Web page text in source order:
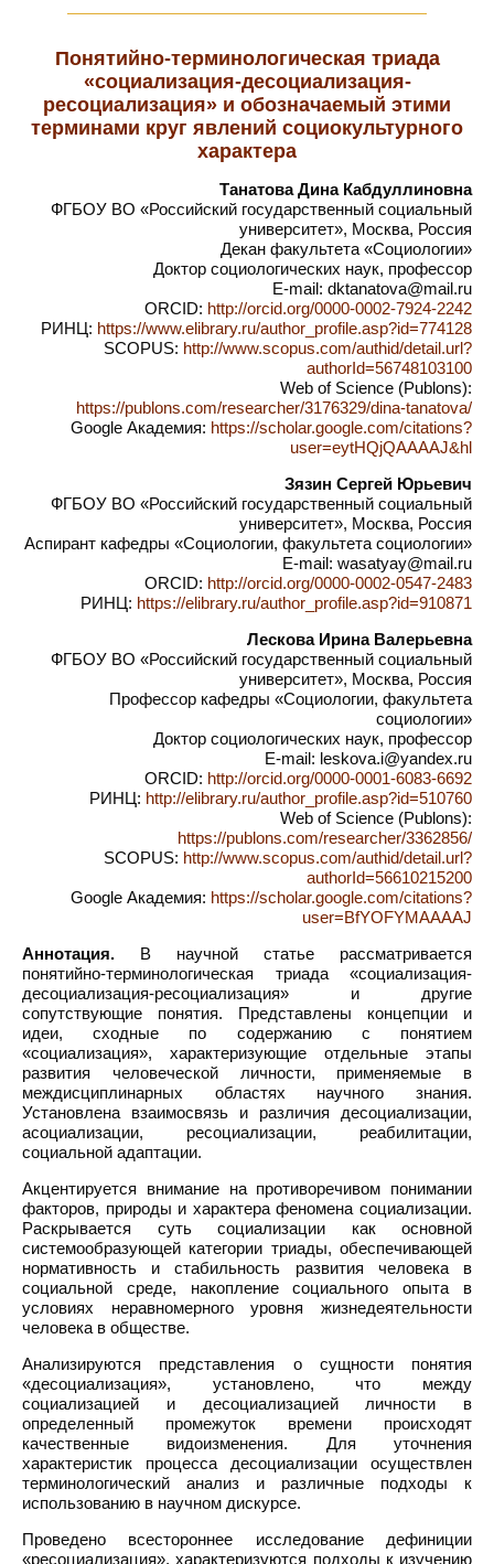
Понятийно-терминологическая триада
«социализация-десоциализация-
ресоциализация» и обозначаемый этими
терминами круг явлений социокультурного
характера
Танатова Дина Кабдуллиновна
ФГБОУ ВО «Российский государственный социальный
университет», Москва, Россия
Декан факультета «Социологии»
Доктор социологических наук, профессор
E-mail: dktanatova@mail.ru
ORCID: http://orcid.org/0000-0002-7924-2242
РИНЦ: https://www.elibrary.ru/author_profile.asp?id=774128
SCOPUS: http://www.scopus.com/authid/detail.url?
authorId=56748103100
Web of Science (Publons):
https://publons.com/researcher/3176329/dina-tanatova/
Google Академия: https://scholar.google.com/citations?
user=eytHQjQAAAAJ&hl
Зязин Сергей Юрьевич
ФГБОУ ВО «Российский государственный социальный
университет», Москва, Россия
Аспирант кафедры «Социологии, факультета социологии»
E-mail: wasatyay@mail.ru
ORCID: http://orcid.org/0000-0002-0547-2483
РИНЦ: https://elibrary.ru/author_profile.asp?id=910871
Лескова Ирина Валерьевна
ФГБОУ ВО «Российский государственный социальный
университет», Москва, Россия
Профессор кафедры «Социологии, факультета
социологии»
Доктор социологических наук, профессор
E-mail: leskova.i@yandex.ru
ORCID: http://orcid.org/0000-0001-6083-6692
РИНЦ: http://elibrary.ru/author_profile.asp?id=510760
Web of Science (Publons):
https://publons.com/researcher/3362856/
SCOPUS: http://www.scopus.com/authid/detail.url?
authorId=56610215200
Google Академия: https://scholar.google.com/citations?
user=BfYOFYMAAAAJ
Аннотация. В научной статье рассматривается
понятийно-терминологическая триада «социализация-
десоциализация-ресоциализация» и другие
сопутствующие понятия. Представлены концепции и
идеи, сходные по содержанию с понятием
«социализация», характеризующие отдельные этапы
развития человеческой личности, применяемые в
междисциплинарных областях научного знания.
Установлена взаимосвязь и различия десоциализации,
асоциализации, ресоциализации, реабилитации,
социальной адаптации.
Акцентируется внимание на противоречивом понимании
факторов, природы и характера феномена социализации.
Раскрывается суть социализации как основной
системообразующей категории триады, обеспечивающей
нормативность и стабильность развития человека в
социальной среде, накопление социального опыта в
условиях неравномерного уровня жизнедеятельности
человека в обществе.
Анализируются представления о сущности понятия
«десоциализация», установлено, что между
социализацией и десоциализацией личности в
определенный промежуток времени происходят
качественные видоизменения. Для уточнения
характеристик процесса десоциализации осуществлен
терминологический анализ и различные подходы к
использованию в научном дискурсе.
Проведено всестороннее исследование дефиниции
«ресоциализация», характеризуются подходы к изучению